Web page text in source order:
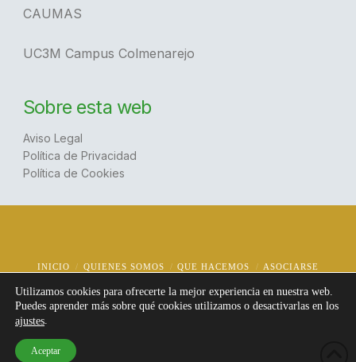
CAUMAS
UC3M Campus Colmenarejo
Sobre esta web
Aviso Legal
Política de Privacidad
Política de Cookies
INICIO QUIENES SOMOS QUE HACEMOS
ASOCIARSE
© Copyright2026 | AUCTEMCOL
Utilizamos cookies para ofrecerte la mejor experiencia en nuestra web.
Puedes aprender más sobre qué cookies utilizamos o desactivarlas en los
ajustes.
Aceptar